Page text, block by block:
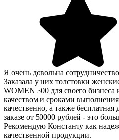
Я очень довольна
Заказала у них толстовки
WOMEN 300 для своего бизнеса
качеством и сроками выполнения
качественно, а также
заказе от 50000 рублей - это
Рекомендую Константу как
качественной продукции.